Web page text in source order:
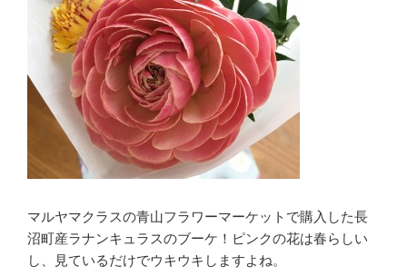
マルヤマクラスの青山フラワーマーケットで購入した長
沼町産ラナンキュラスのブーケ！ピンクの花は春らしい
し、見ているだけでウキウキしますよね。